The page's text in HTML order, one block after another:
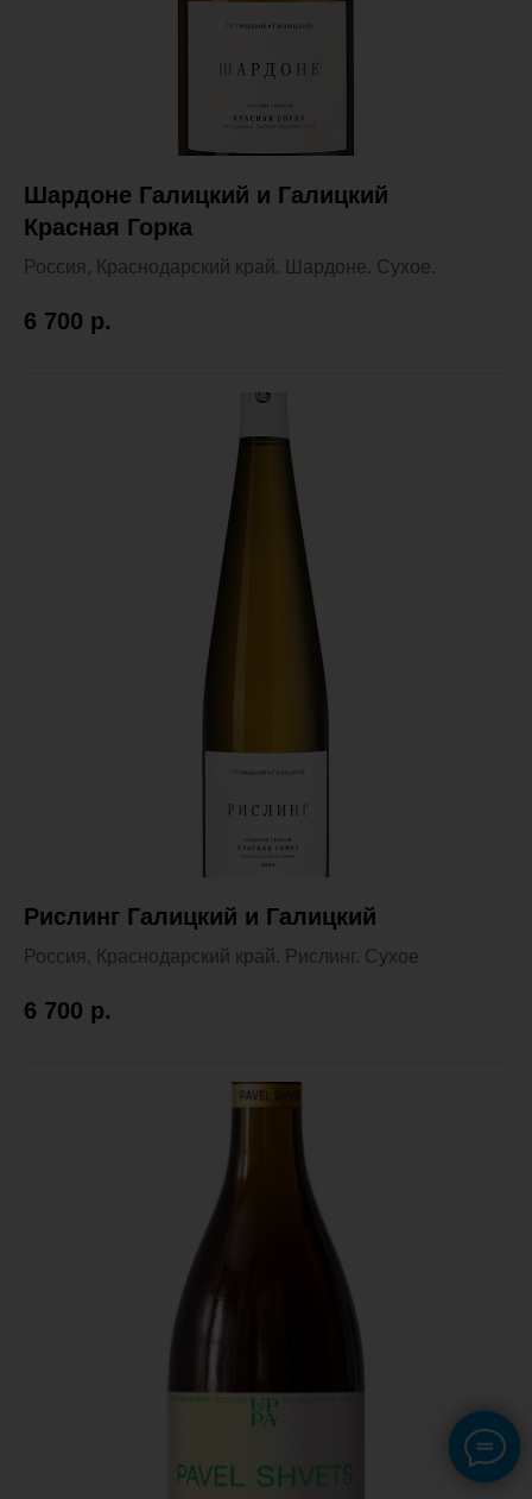
Шардоне Галицкий и Галицкий
Красная Горка
Россия, Краснодарский край. Шардоне. Сухое.
6 700 р.
Рислинг Галицкий и Галицкий
Россия, Краснодарский край. Рислинг. Сухое
6 700 р.